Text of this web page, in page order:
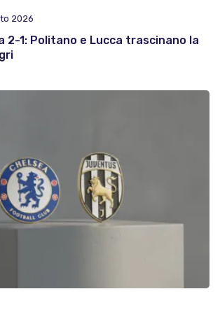
2026
2-1: Politano e Lucca trascinano la